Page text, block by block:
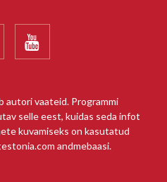

autori vaateid. Programmi
selle eest, kuidas seda infot
kuvamiseks on kasutatud
andmebaasi.